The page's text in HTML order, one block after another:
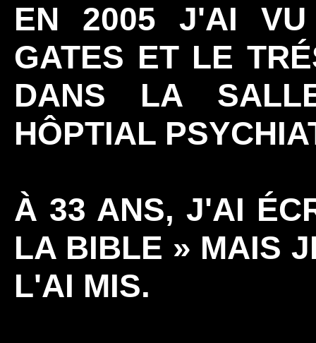
EN 2005 J'AI
GATES ET LE
DANS LA
HÔPTIAL
À 33 ANS, J'AI
LA BIBLE » MAIS
L'AI MIS.